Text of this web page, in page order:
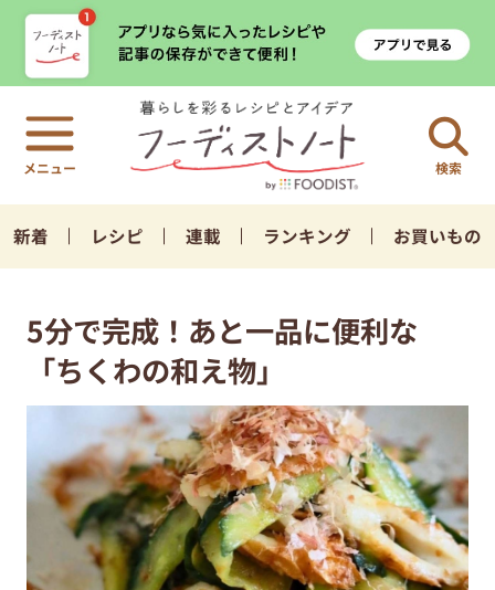
検索
新着 レシピ 連載 ランキング お買いもの
5分で完成！あと一品に便利な
「ちくわの和え物」